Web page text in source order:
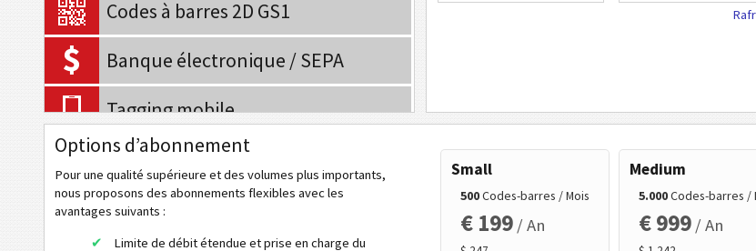
Codes à barres 2D GS1
Banque électronique / SEPA
Tagging mobile
Codes de santé
Codes ISBN
Options d’abonnement
Pour une qualité supérieure et des volumes plus importants,
nous proposons des abonnements flexibles avec les
avantages suivants :
Limite de débit étendue et prise en charge du
Small
500Codes-barres / Mois
€ 199 / An
Medium
5.000Codes-barres /
€ 999 / An